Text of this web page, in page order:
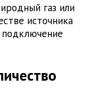
газ или
источника
подключение